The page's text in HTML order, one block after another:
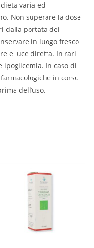
varia ed
Non superare la dose
dalla portata dei
in luogo fresco
e luce diretta. In rari
ipoglicemia. In caso di
in corso
dell’uso.